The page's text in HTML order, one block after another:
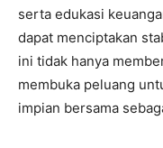
serta edukasi
dapat menciptakan
ini tidak hanya
membuka peluang
impian bersama